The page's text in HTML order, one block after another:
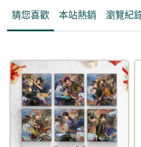
猜您喜歡 本站熱銷 瀏覽紀
5折